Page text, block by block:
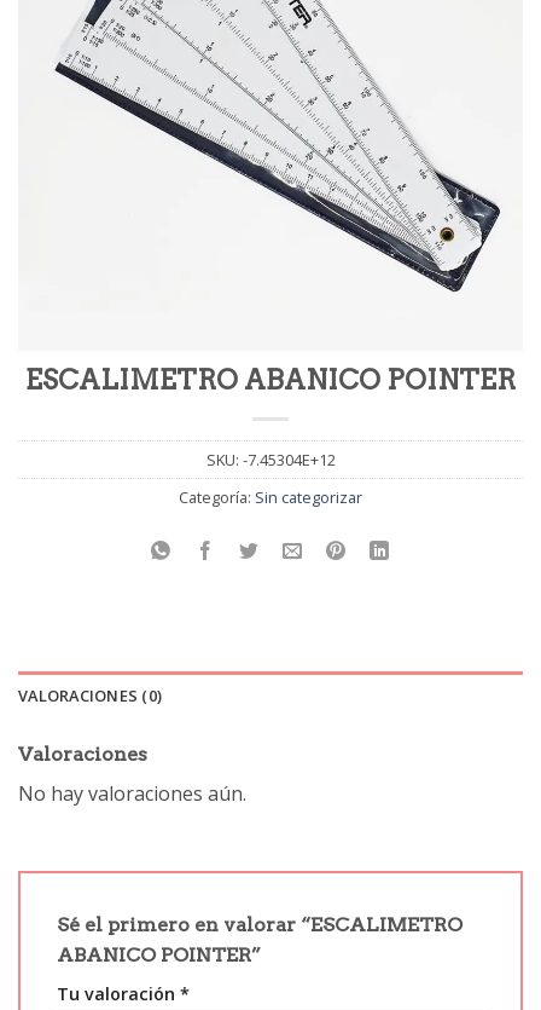
ESCALIMETRO ABANICO POINTER
SKU: -7.45304E+12
Categoría: Sin categorizar
VALORACIONES (0)
Valoraciones
No hay valoraciones aún.
Sé el primero en valorar “ESCALIMETRO
ABANICO POINTER”
Tu valoración *